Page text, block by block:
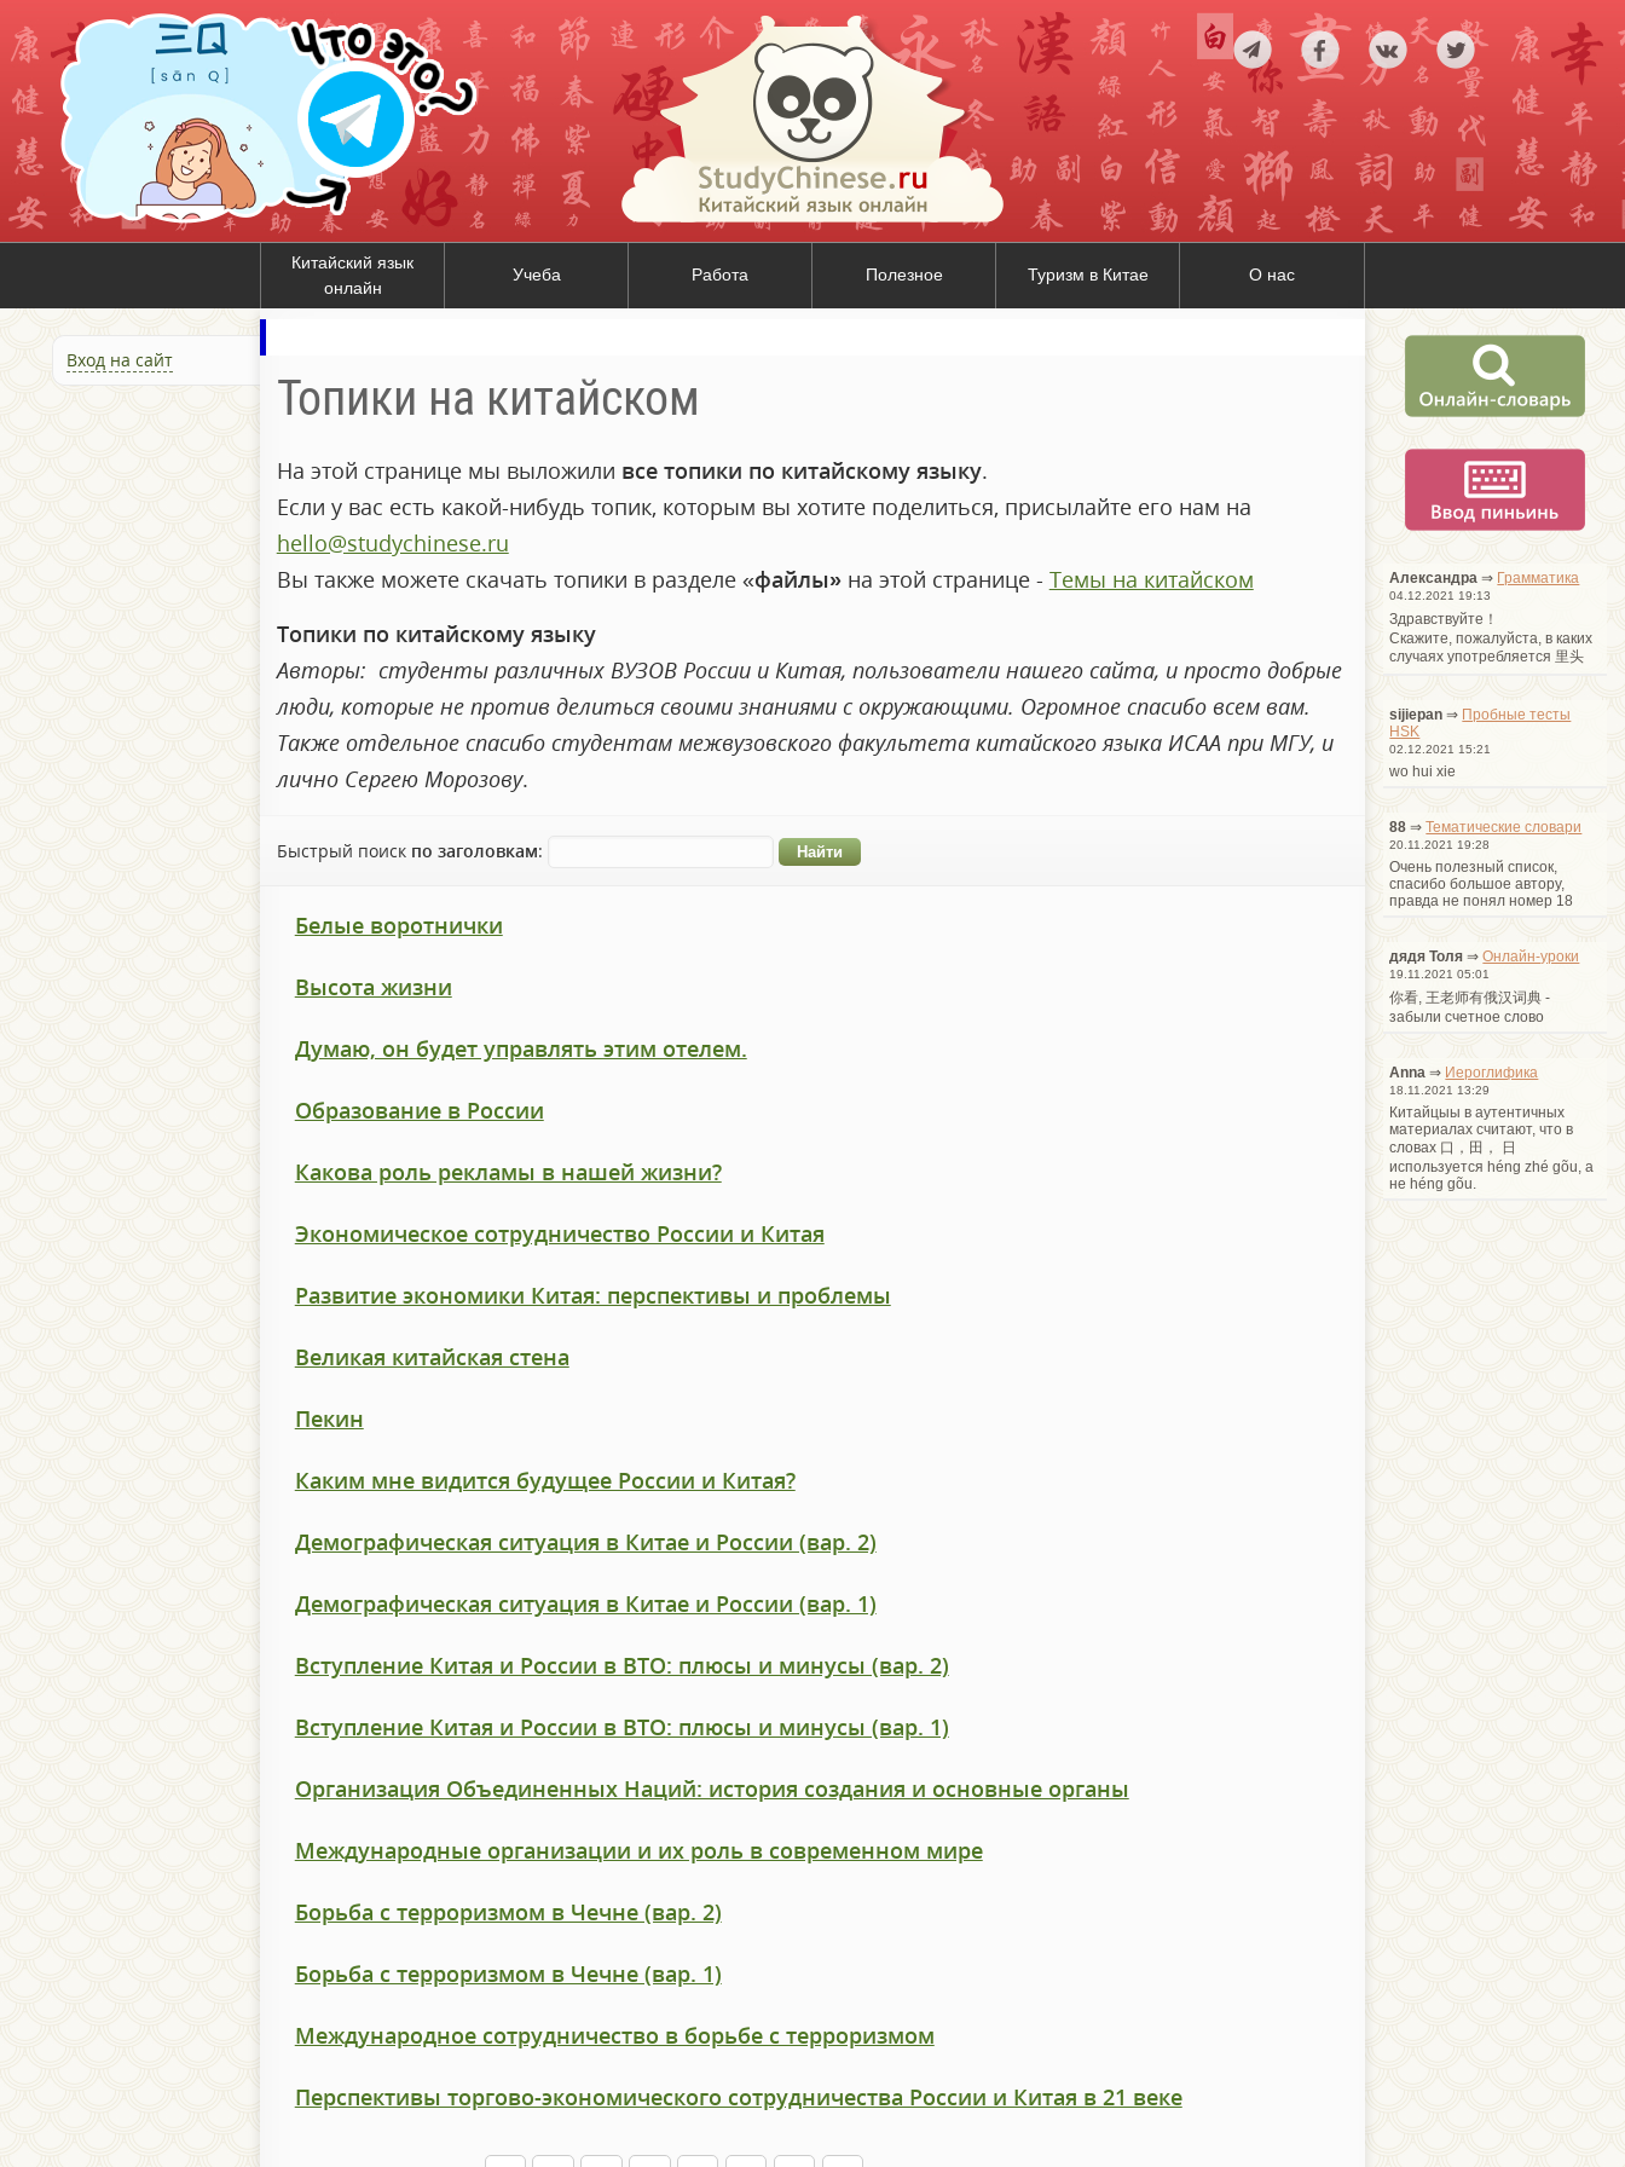
Китайский язык
онлайн
Учеба Работа Полезное Туризм в Китае О нас
Вход на сайт
Топики на китайском
На этой странице мы выложили все топики по китайскому языку.
Если у вас есть какой-нибудь топик, которым вы хотите поделиться, присылайте его нам на
hello@studychinese.ru
Вы также можете скачать топики в разделе «файлы»на этой странице - Темы на китайском
Топики по китайскому языку
Авторы: студенты различных ВУЗОВ России и Китая, пользователи нашего сайта, и просто добрые
люди, которые не против делиться своими знаниями с окружающими. Огромное спасибо всем вам.
Также отдельное спасибо студентам межвузовского факультета китайского языка ИСАА при МГУ, и
лично Сергею Морозову.
Быстрый поиск по заголовкам:
Белые воротнички
Высота жизни
Думаю, он будет управлять этим отелем.
Образование в России
Какова роль рекламы в нашей жизни?
Экономическое сотрудничество России и Китая
Развитие экономики Китая: перспективы и проблемы
Великая китайская стена
Пекин
Каким мне видится будущее России и Китая?
Демографическая ситуация в Китае и России (вар. 2)
Демографическая ситуация в Китае и России (вар. 1)
Вступление Китая и России в ВТО: плюсы и минусы (вар. 2)
Вступление Китая и России в ВТО: плюсы и минусы (вар. 1)
Организация Объединенных Наций: история создания и основные органы
Международные организации и их роль в современном мире
Борьба с терроризмом в Чечне (вар. 2)
Борьба с терроризмом в Чечне (вар. 1)
Международное сотрудничество в борьбе с терроризмом
Перспективы торгово-экономического сотрудничества России и Китая в 21 веке
Александра ⇒ Грамматика
04.12.2021 19:13
Здравствуйте！
Cкажите, пожалуйста, в каких
случаях употребляется 里头
sijiepan ⇒ Пробные тесты
HSK
02.12.2021 15:21
wo hui xie
88 ⇒Тематические словари
20.11.2021 19:28
Очень полезный список,
спасибо большое автору,
правда не понял номер 18
дядя Толя ⇒Онлайн-уроки
19.11.2021 05:01
你看, 王老师有俄汉词典 -
забыли счетное слово
Anna ⇒ Иероглифика
18.11.2021 13:29
Китайцыы в аутентичных
материалах считают, что в
словах 口，田， 日
используется héng zhé gõu, а
не héng gõu.